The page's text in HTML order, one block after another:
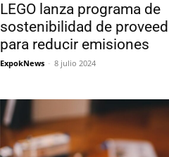
LEGO lanza programa de
sostenibilidad de
para reducir emisiones
ExpokNews - 8 julio 2024